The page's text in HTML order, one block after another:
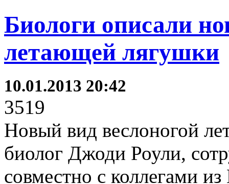
Биологи описали
летающей лягушки
10.01.2013 20:42
3519
Новый вид веслоногой
биолог Джоди Роули,
совместно с коллегами